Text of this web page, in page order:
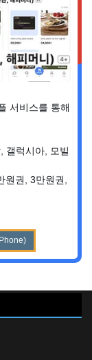
서비스를 통해
갤럭시아, 모빌
원권, 3만원권,